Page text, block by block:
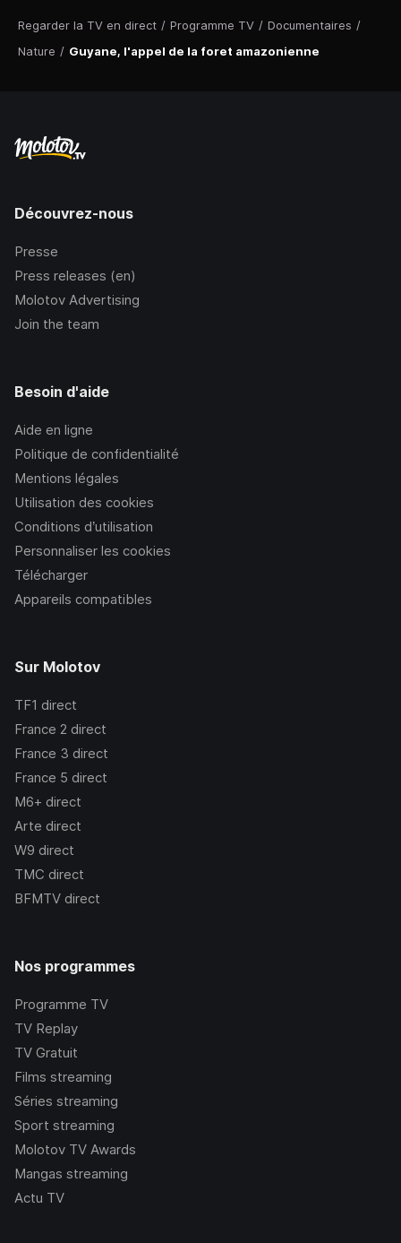
Regarder la TV en direct / Programme TV / Documentaires /
Nature / Guyane, l'appel de la foret amazonienne
Découvrez-nous
Presse
Press releases (en)
Molotov Advertising
Join the team
Besoin d'aide
Aide en ligne
Politique de confidentialité
Mentions légales
Utilisation des cookies
Conditions d’utilisation
Personnaliser les cookies
Télécharger
Appareils compatibles
Sur Molotov
TF1 direct
France 2 direct
France 3 direct
France 5 direct
M6+ direct
Arte direct
W9 direct
TMC direct
BFMTV direct
Nos programmes
Programme TV
TV Replay
TV Gratuit
Films streaming
Séries streaming
Sport streaming
Molotov TV Awards
Mangas streaming
Actu TV